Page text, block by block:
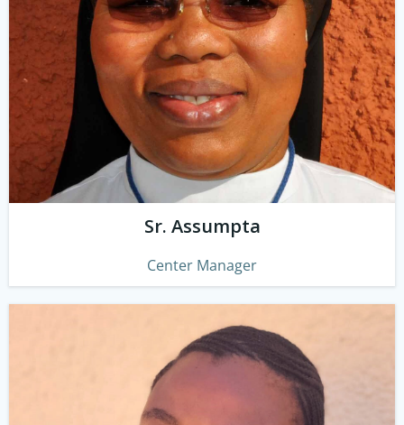
Sr. Assumpta
Center Manager